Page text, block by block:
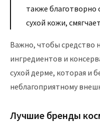
также благотворно
сухой кожи,
Важно, чтобы средство
ингредиентов и
сухой дерме, которая и
неблагоприятному
Лучшие бренды